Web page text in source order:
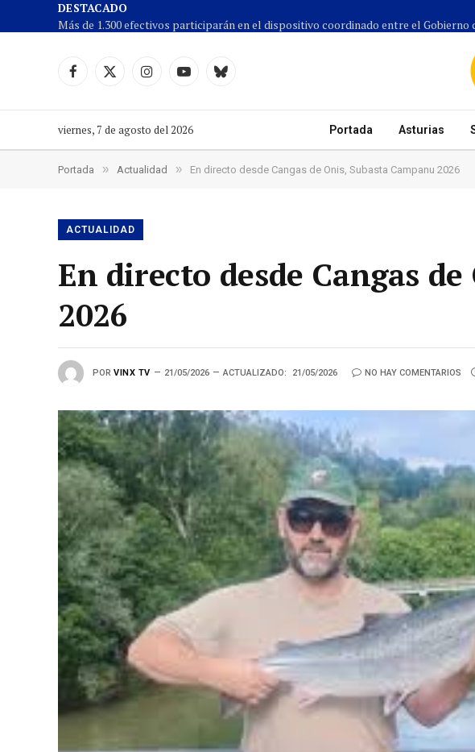
DESTACADO
Facebook
X
InstagramYouTubeCielo
viernes, 7 de agosto del 2026 Portada Asturias
Portada » Actualidad » En directo desde Cangas de Onis, Subasta Campanu 2026
ACTUALIDAD
En directo desde Cangas
2026
POR VINX TV 21/05/2026 ACTUALIZADO: 21/05/2026 NO HAY COMENTARIOS